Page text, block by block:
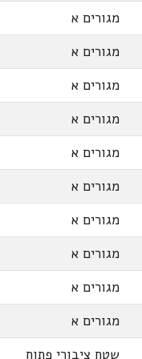
מגורים א
מגורים א
מגורים א
מגורים א
מגורים א
מגורים א
מגורים א
מגורים א
מגורים א
מגורים א
שטח ציבורי פתוח